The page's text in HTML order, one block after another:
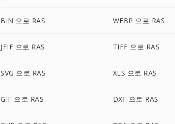
BIN 으로 RAS WEBP 으로 RAS
JFIF 으로 RAS TIFF 으로 RAS
SVG 으로 RAS XLS 으로 RAS
GIF 으로 RAS DXF 으로 RAS